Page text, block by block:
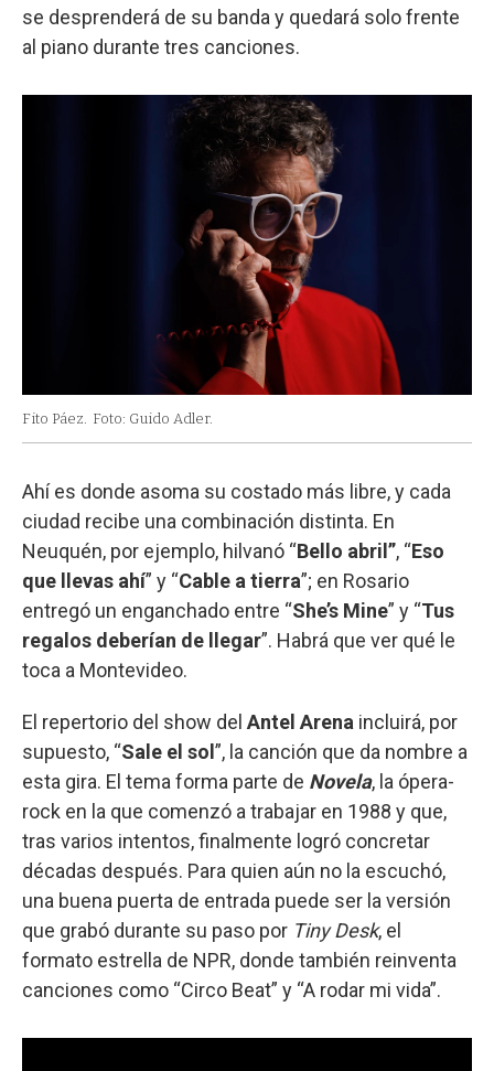
se desprenderá de su banda y quedará solo frente
al piano durante tres canciones.
Fito Páez. Foto: Guido Adler.
Ahí es donde asoma su costado más libre, y cada
ciudad recibe una combinación distinta. En
Neuquén, por ejemplo, hilvanó “Bello abril”, “Eso
que llevas ahí” y “Cable a tierra”; en Rosario
entregó un enganchado entre “She’s Mine” y “Tus
regalos deberían de llegar”. Habrá que ver qué le
toca a Montevideo.
El repertorio del show del Antel Arena incluirá, por
supuesto, “Sale el sol ”, la canción que da nombre a
esta gira. El tema forma parte de Novela, la ópera-
rock en la que comenzó a trabajar en 1988 y que,
tras varios intentos, finalmente logró concretar
décadas después. Para quien aún no la escuchó,
una buena puerta de entrada puede ser la versión
que grabó durante su paso por Tiny Desk, el
formato estrella de NPR, donde también reinventa
canciones como “Circo Beat” y “A rodar mi vida”.